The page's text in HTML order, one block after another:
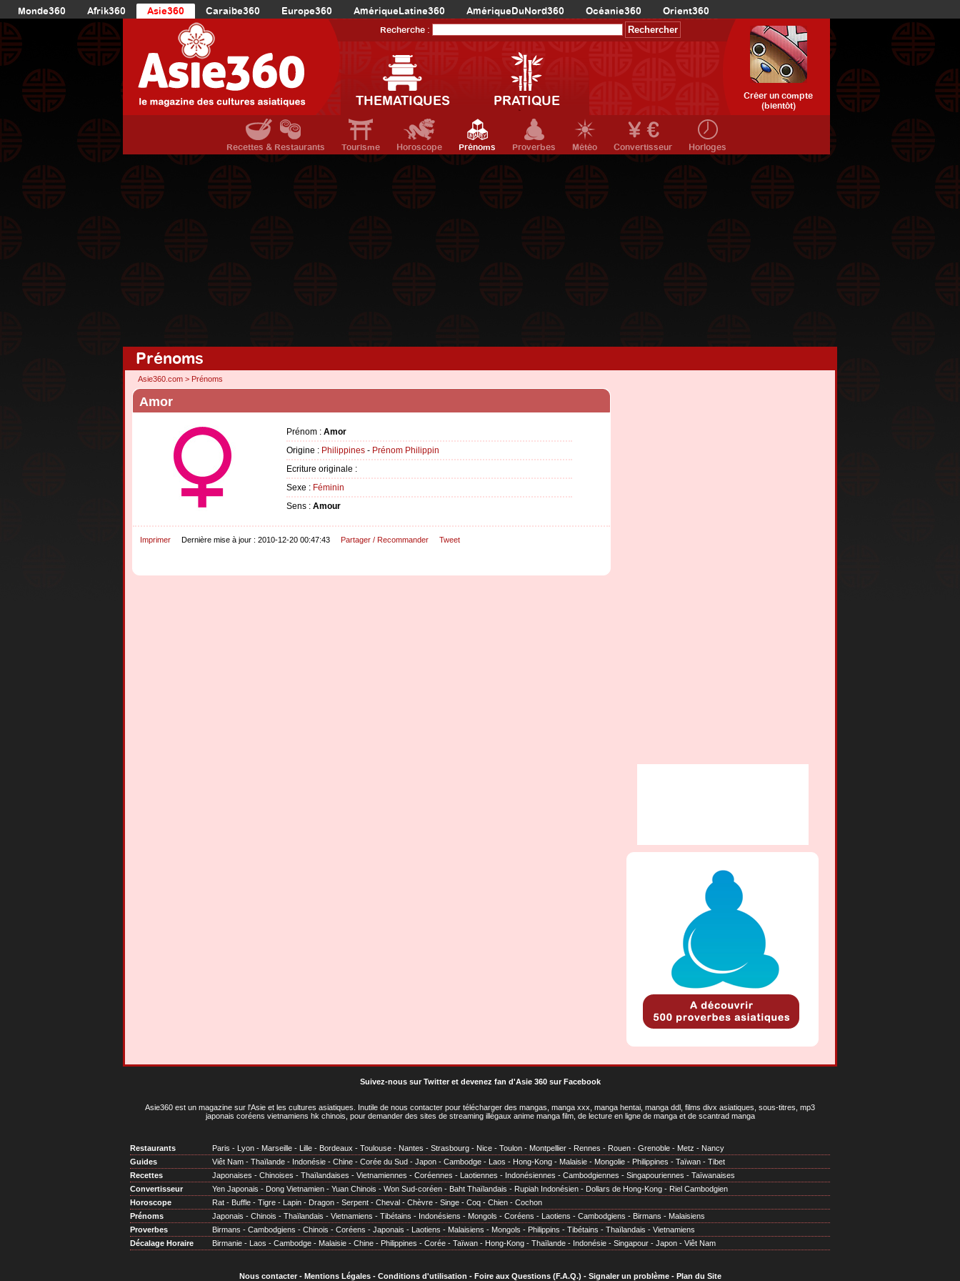
Monde360 Afrik360 Asie360 Caraibe360 Europe360 AmériqueLatine360 AmériqueDuNord360 Océanie360 Orient360
Recherche :
THEMATIQUES PRATIQUE
Créer un compte
(bientôt)
Recettes & Restaurants Tourisme Horoscope Prénoms Proverbes Météo Convertisseur Horloges
Prénoms
Asie360.com > Prénoms
Amor
Prénom : Amor
Origine : Philippines - Prénom Philippin
Ecriture originale :
Sexe : Féminin
Sens : Amour
Imprimer Dernière mise à jour : 2010-12-20 00:47:43 Partager / Recommander Tweet
Suivez-nous sur Twitteret devenez fan d'Asie 360 sur Facebook
Asie360 est un magazine sur l'Asie et les cultures asiatiques . Inutile de nous contacter pour télécharger des mangas, manga xxx, manga hentai, manga ddl, films divx asiatiques, sous-titres, mp3
japonais coréens vietnamiens hk chinois, pour demander des sites de streaming illégaux anime manga film, de lecture en ligne de manga et de scantrad manga
Restaurants Paris - Lyon - Marseille - Lille - Bordeaux - Toulouse - Nantes - Strasbourg - Nice - Toulon - Montpellier - Rennes - Rouen - Grenoble - Metz - Nancy
Guides
Viêt Nam - Thaïlande - Indonésie - Chine - Corée du Sud - Japon - Cambodge - Laos - Hong-Kong - Malaisie - Mongolie - Philippines - Taïwan - Tibet
Recettes
Japonaises - Chinoises - Thaïlandaises - Vietnamiennes - Coréennes - Laotiennes - Indonésiennes - Cambodgiennes - Singapouriennes - Taïwanaises
Convertisseur
Yen Japonais - Dong Vietnamien - Yuan Chinois - Won Sud-coréen - Baht Thaïlandais - Rupiah Indonésien - Dollars de Hong-Kong - Riel Cambodgien
Horoscope
Rat - Buffle - Tigre - Lapin - Dragon - Serpent - Cheval - Chèvre - Singe - Coq - Chien - Cochon
Prénoms
Japonais - Chinois - Thaïlandais - Vietnamiens - Tibétains - Indonésiens - Mongols - Coréens - Laotiens - Cambodgiens - Birmans - Malaisiens
Proverbes
Birmans - Cambodgiens - Chinois - Coréens - Japonais - Laotiens - Malaisiens - Mongols - Philippins - Tibétains - Thaïlandais - Vietnamiens
Décalage Horaire
Birmanie - Laos - Cambodge - Malaisie - Chine - Philippines - Corée - Taïwan - Hong-Kong - Thaïlande - Indonésie - Singapour - Japon - Viêt Nam
Nous contacter- Mentions Légales- Conditions d'utilisation - Foire aux Questions (F.A.Q.) - Signaler un problème- Plan du Site